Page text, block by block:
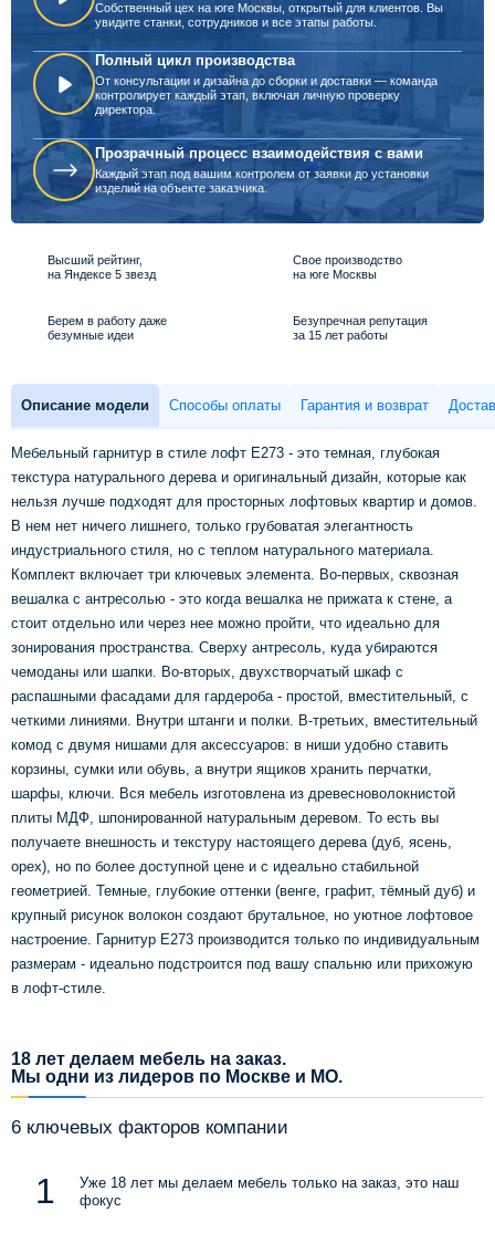
Собственный цех на юге Москвы, открытый для клиентов. Вы
увидите станки, сотрудников и все этапы работы.
Полный цикл производства
От консультации и дизайна до сборки и доставки — команда
контролирует каждый этап, включая личную проверку
директора.
Прозрачный процесс взаимодействия с вами
Каждый этап под вашим контролем от заявки до установки
изделий на объекте заказчика.
Высший рейтинг,
на Яндексе 5 звезд
Свое производство
на юге Москвы
Берем в работу даже
безумные идеи
Безупречная репутация
за 15 лет работы
Описание модели Способы оплаты Гарантия и возврат
Мебельный гарнитур в стиле лофт Е273 - это темная, глубокая
текстура натурального дерева и оригинальный дизайн, которые как
нельзя лучше подходят для просторных лофтовых квартир и домов.
В нем нет ничего лишнего, только грубоватая элегантность
индустриального стиля, но с теплом натурального материала.
Комплект включает три ключевых элемента. Во-первых, сквозная
вешалка с антресолью - это когда вешалка не прижата к стене, а
стоит отдельно или через нее можно пройти, что идеально для
зонирования пространства. Сверху антресоль, куда убираются
чемоданы или шапки. Во-вторых, двухстворчатый шкаф с
распашными фасадами для гардероба - простой, вместительный, с
четкими линиями. Внутри штанги и полки. В-третьих, вместительный
комод с двумя нишами для аксессуаров: в ниши удобно ставить
корзины, сумки или обувь, а внутри ящиков хранить перчатки,
шарфы, ключи. Вся мебель изготовлена из древесноволокнистой
плиты МДФ, шпонированной натуральным деревом. То есть вы
получаете внешность и текстуру настоящего дерева (дуб, ясень,
орех), но по более доступной цене и с идеально стабильной
геометрией. Темные, глубокие оттенки (венге, графит, тёмный дуб) и
крупный рисунок волокон создают брутальное, но уютное лофтовое
настроение. Гарнитур Е273 производится только по индивидуальным
размерам - идеально подстроится под вашу спальню или прихожую
в лофт-стиле.
18 лет делаем мебель на заказ.
Мы одни из лидеров по Москве и МО.
6 ключевых факторов компании
Уже 18 лет мы делаем мебель только на заказ, это наш
фокус